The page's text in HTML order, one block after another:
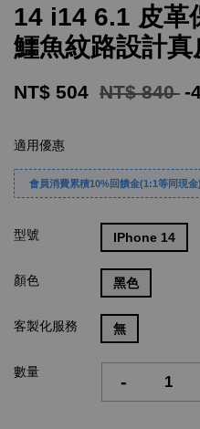
14 i14 6.1 皮革
鱷魚紋路設計
NT$ 504 NT$ 840 -
適用優惠
會員消費累積10%回饋金(1:1等同現金)
型號 IPhone 14
顏色 黑色
客製化服務 無
數量 -